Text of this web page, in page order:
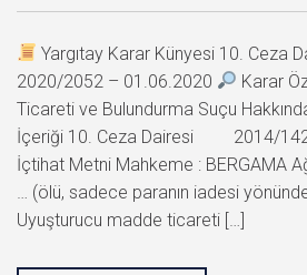
Yargıtay Karar Künyesi 10. Ceza
2020/2052 – 01.06.2020
Karar
Ticareti ve Bulundurma Suçu
İçeriği 10. Ceza Dairesi 2014/
İçtihat Metni Mahkeme : BERGAMA
… (ölü, sadece paranın iadesi
Uyuşturucu madde ticareti […]